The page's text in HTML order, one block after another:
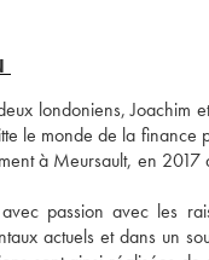
londoniens,
le monde de la
à Meursault, en
passion avec les
actuels et dans un